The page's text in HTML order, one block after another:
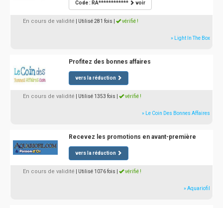
Code : RA************ voir
En cours de validité | Utilisé 281 fois vérifié !
» Light In The Box
Profitez des bonnes affaires
vers la réduction
En cours de validité | Utilisé 1353 fois vérifié !
» Le Coin Des Bonnes Affaires
Recevez les promotions en avant-première
vers la réduction
En cours de validité | Utilisé 1076 fois vérifié !
» Aquariofil